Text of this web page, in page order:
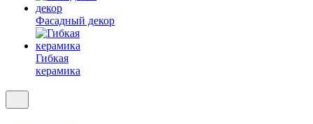
Фасадный декор
Гибкая
керамика